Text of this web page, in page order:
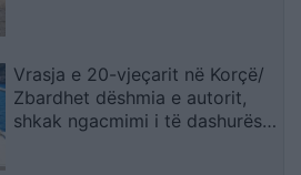
Vrasja e 20-vjeçarit në Korçë/
Zbardhet dëshmia e autorit,
shkak ngacmimi i të dashurës